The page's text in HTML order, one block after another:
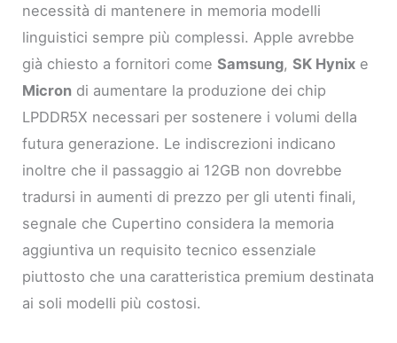
necessità di mantenere in memoria modelli
linguistici sempre più complessi. Apple avrebbe
già chiesto a fornitori comeSamsung,SK Hynix e
Micron di aumentare la produzione dei chip
LPDDR5X necessari per sostenere i volumi della
futura generazione. Le indiscrezioni indicano
inoltre che il passaggio ai 12GB non dovrebbe
tradursi in aumenti di prezzo per gli utenti finali,
segnale che Cupertino considera la memoria
aggiuntiva un requisito tecnico essenziale
piuttosto che una caratteristica premium destinata
ai soli modelli più costosi.